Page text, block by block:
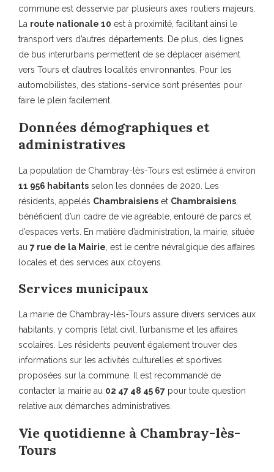
commune est desservie par plusieurs axes routiers majeurs.
La route nationale 10 est à proximité, facilitant ainsi le
transport vers d’autres départements. De plus, des lignes
de bus interurbains permettent de se déplacer aisément
vers Tours et d’autres localités environnantes. Pour les
automobilistes, des stations-service sont présentes pour
faire le plein facilement.
Données démographiques et
administratives
La population de Chambray-lès-Tours est estimée à environ
11 956 habitants selon les données de 2020. Les
résidents, appelés Chambraisiens et Chambraisiens
bénéficient d’un cadre de vie agréable, entouré de parcs et
d’espaces verts. En matière d’administration, la mairie, située
au 7 rue de la Mairie , est le centre névralgique des affaires
locales et des services aux citoyens.
Services municipaux
La mairie de Chambray-lès-Tours assure divers services aux
habitants, y compris l’état civil, l’urbanisme et les affaires
scolaires. Les résidents peuvent également trouver des
informations sur les activités culturelles et sportives
proposées sur la commune. Il est recommandé de
contacter la mairie au 02 47 48 45 67 pour toute question
relative aux démarches administratives.
Vie quotidienne à Chambray-lès-
Tours